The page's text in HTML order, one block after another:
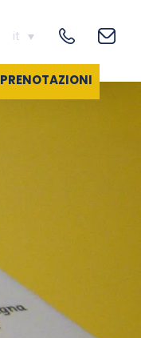
PRENOTAZIONI
it